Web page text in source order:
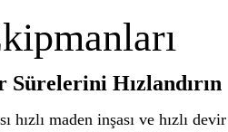
Hızlandırın
maden inşası ve hızlı